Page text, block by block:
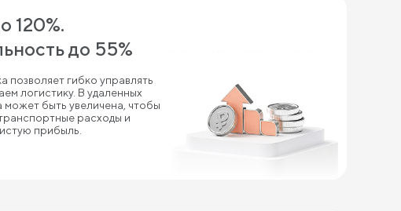
120%.
до 55%
позволяет гибко управлять
логистику. В удаленных
может быть увеличена, чтобы
расходы и
прибыль.